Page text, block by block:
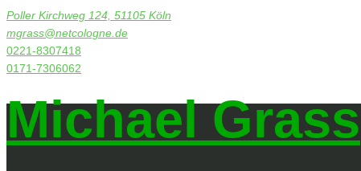
Poller Kirchweg 124, 51105 Köln
mgrass@netcologne.de
0221-8307418
0171-7306062
Michael Grass